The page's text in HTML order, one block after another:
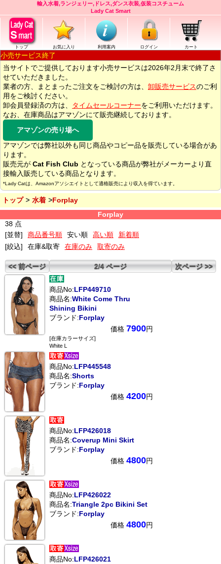
輸入水着,ランジェリー,ドレス,ダンス衣装,仮装コスチューム
Lady Cat Smart
トップ お気に入り 利用案内 ログイン カート
小売サービス終了
当サイトでご提供しております小売サービスは2026年2月末で終了さ
せていただきました。
業者の方、まとまったご注文をご検討の方は、 卸販売サービスのご利
用をご検討ください。
卸会員登録済の方は、
タイムセールコーナーをご利用いただけます。
なお、在庫商品はアマゾンにて販売継続しております。
アマゾンの売り場へ
アマゾンでは弊社以外も同じ商品やコピー品を販売している場合があ
ります。
販売元が Cat Fish Club となっている商品が弊社がメーカーより直
接輸入販売している商品となります。
*Lady Catは、Amazonアソシエイトとして適格販売により収入を得ています。
トップ 水着
Forplay
Forplay
38 点
[並替]
商品番号順 安い順 高い順
新着順
[絞込]
在庫&取寄 在庫のみ 取寄のみ
<< 前ページ 2/4 ページ 次ページ >>
商品No:LFP449710
商品名:White Come Thru
Shining Bikini
ブランド:Forplay
価格 7900円
[在庫カラーサイズ]
White L
商品No:LFP445548
商品名:Shorts
ブランド:Forplay
価格 4200円
商品No:LFP426018
商品名:Coverup Mini Skirt
ブランド:Forplay
価格 4800円
商品No:LFP426022
商品名:Triangle 2pc Bikini Set
ブランド:Forplay
価格 4800円
商品No:LFP426021